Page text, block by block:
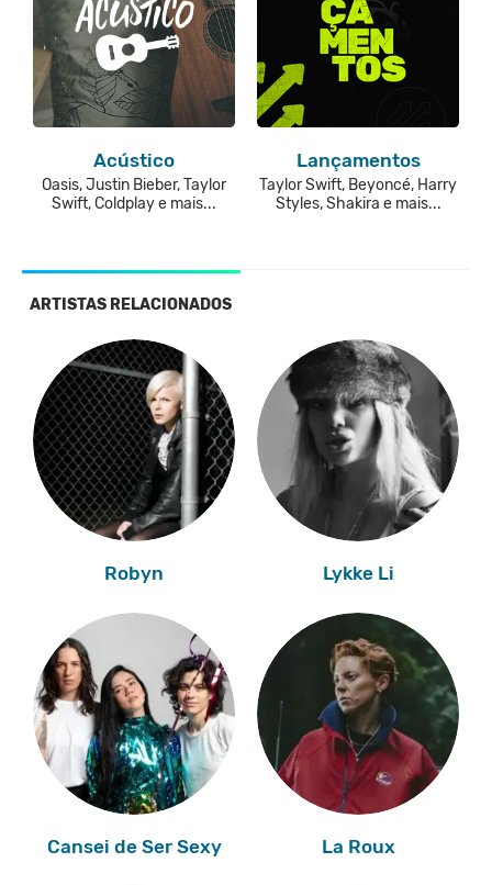
Acústico
Oasis, Justin Bieber, Taylor
Swift, Coldplay e mais...
Lançamentos
Taylor Swift, Beyoncé, Harry
Styles, Shakira e mais...
ARTISTAS RELACIONADOS
Robyn Lykke Li
Cansei de Ser Sexy La Roux